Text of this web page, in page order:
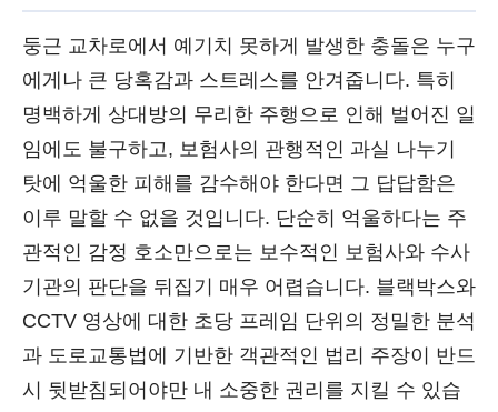
둥근 교차로에서 예기치 못하게 발생한 충돌은 누구
에게나 큰 당혹감과 스트레스를 안겨줍니다. 특히
명백하게 상대방의 무리한 주행으로 인해 벌어진 일
임에도 불구하고, 보험사의 관행적인 과실 나누기
탓에 억울한 피해를 감수해야 한다면 그 답답함은
이루 말할 수 없을 것입니다. 단순히 억울하다는 주
관적인 감정 호소만으로는 보수적인 보험사와 수사
기관의 판단을 뒤집기 매우 어렵습니다. 블랙박스와
CCTV 영상에 대한 초당 프레임 단위의 정밀한 분석
과 도로교통법에 기반한 객관적인 법리 주장이 반드
시 뒷받침되어야만 내 소중한 권리를 지킬 수 있습